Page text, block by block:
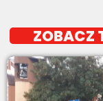
ZOBACZ